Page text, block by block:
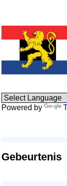
Powered by
Gebeurtenis